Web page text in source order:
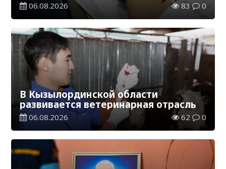
школу»
06.08.2026 83 0
В Кызылординской области
развивается ветеринарная отрасль
06.08.2026 62 0